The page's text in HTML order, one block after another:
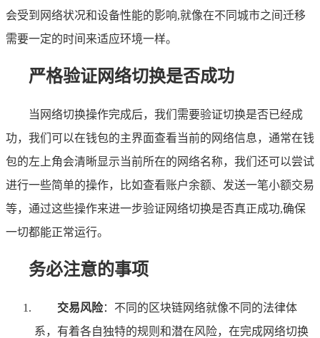
会受到网络状况和设备性能的影响,就像在不同城市之间迁移
需要一定的时间来适应环境一样。
严格验证网络切换是否成功
当网络切换操作完成后，我们需要验证切换是否已经成
功，我们可以在钱包的主界面查看当前的网络信息，通常在钱
包的左上角会清晰显示当前所在的网络名称，我们还可以尝试
进行一些简单的操作，比如查看账户余额、发送一笔小额交易
等，通过这些操作来进一步验证网络切换是否真正成功,确保
一切都能正常运行。
务必注意的事项
交易风险：不同的区块链网络就像不同的法律体
系，有着各自独特的规则和潜在风险，在完成网络切换